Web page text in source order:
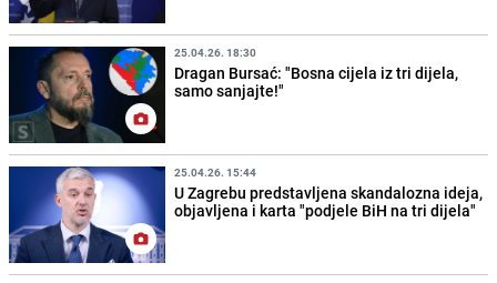
25.04.26. 18:30
Dragan Bursać: "Bosna cijela iz tri dijela,
samo sanjajte!"
25.04.26. 15:44
U Zagrebu predstavljena skandalozna ideja,
objavljena i karta "podjele BiH na tri dijela"